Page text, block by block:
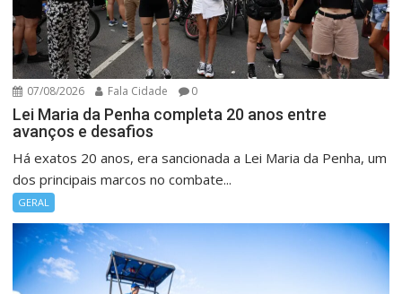
07/08/2026 Fala Cidade 0
Lei Maria da Penha completa 20 anos entre
avanços e desafios
Há exatos 20 anos, era sancionada a Lei Maria da Penha, um
dos principais marcos no combate...
GERAL